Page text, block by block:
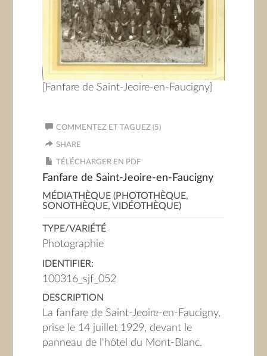
[Fanfare de Saint-Jeoire-en-Faucigny]
COMMENTEZ ET TAGUEZ (5)
SHARE
TÉLÉCHARGER EN PDF
Fanfare de Saint-Jeoire-en-Faucigny
MÉDIATHÈQUE (PHOTOTHÈQUE,
SONOTHÈQUE, VIDÉOTHÈQUE)
TYPE/VARIÉTÉ
Photographie
IDENTIFIER:
100316_sjf_052
DESCRIPTION
La fanfare de Saint-Jeoire-en-Faucigny,
prise le 14 juillet 1929, devant le
panneau de l'hôtel du Mont-Blanc.